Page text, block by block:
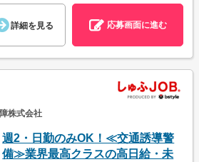
詳細を見る 応募画面に進む
株式会社
週2・日勤のみOK！≪交通誘導警
備≫業界最高クラスの高日給・未